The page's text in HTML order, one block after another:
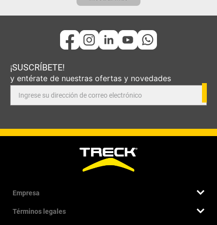
¡SUSCRÍBETE!
y entérate de nuestras ofertas y novedades
Empresa
Quiénes somos
Términos legales